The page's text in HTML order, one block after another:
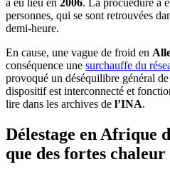
a eu lieu en 2006. La procuédure a
personnes, qui se sont retrouvées
demi-heure.
En cause, une vague de froid en
conséquence une surchauffe du
provoqué un déséquilibre général
dispositif est interconnecté et
lire dans les archives de l’INA.
Délestage en Afrique
que des fortes chaleur